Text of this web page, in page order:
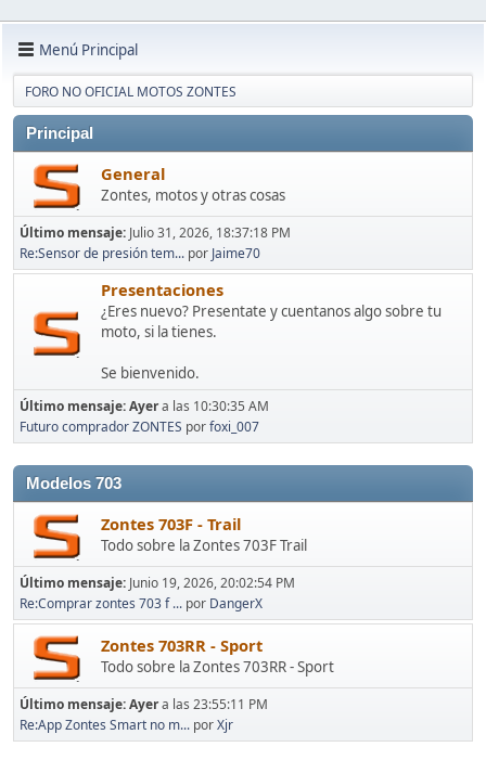
Menú Principal
FORO NO OFICIAL MOTOS ZONTES
Principal
General
Zontes, motos y otras cosas
Último mensaje: Julio 31, 2026, 18:37:18 PM
Re:Sensor de presión tem... por Jaime70
Presentaciones
¿Eres nuevo? Presentate y cuentanos algo sobre tu
moto, si la tienes.
Se bienvenido.
Último mensaje:Ayera las 10:30:35 AM
Futuro comprador ZONTES porfoxi_007
Modelos 703
Zontes 703F - Trail
Todo sobre la Zontes 703F Trail
Último mensaje: Junio 19, 2026, 20:02:54 PM
Re:Comprar zontes 703 f ... por DangerX
Zontes 703RR - Sport
Todo sobre la Zontes 703RR - Sport
Último mensaje:Ayera las 23:55:11 PM
Re:App Zontes Smart no m... porXjr